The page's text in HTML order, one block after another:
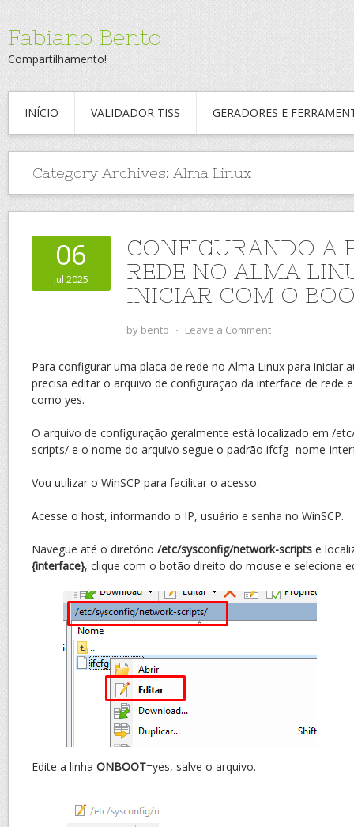
Fabiano Bento
Compartilhamento!
INÍCIO VALIDADOR TISS GERADORES E
Category Archives: Alma Linux
06
jul 2025
CONFIGURANDO A
REDE NO ALMA
INICIAR COM O
by bento ⋅ Leave a Comment
Para configurar uma placa de rede no Alma Linux para iniciar
precisa editar o arquivo de configuração da interface de rede
como yes.
O arquivo de configuração geralmente está localizado em /
scripts/ e o nome do arquivo segue o padrão ifcfg- nome-
Vou utilizar o WinSCP para facilitar o acesso.
Acesse o host, informando o IP, usuário e senha no WinSCP.
Navegue até o diretório /etc/sysconfig/network-scripts e
{interface}, clique com o botão direito do mouse e selecione
Edite a linha ONBOOT=yes, salve o arquivo.